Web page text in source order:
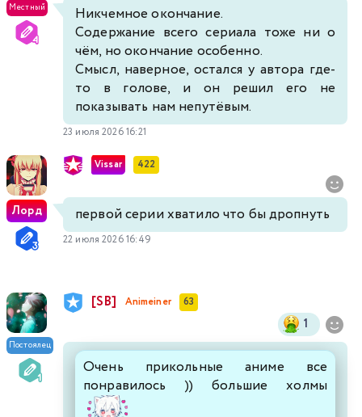
Местный
Никчемное окончание.
Содержание всего сериала тоже ни о
чём, но окончание особенно.
Смысл, наверное, остался у автора где-
то в голове, и он решил его не
показывать нам непутёвым.
23 июля 2026 16:21
Лорд
Vissar 422
первой серии хватило что бы дропнуть
22 июля 2026 16:49
Постоялец
[SB] Animeiner 63
1
Очень прикольные аниме все
понравилось )) большие холмы